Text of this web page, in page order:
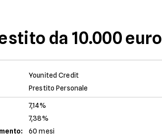
da 10.000 euro
Younited Credit
Prestito Personale
7,14%
7,38%
60 mesi